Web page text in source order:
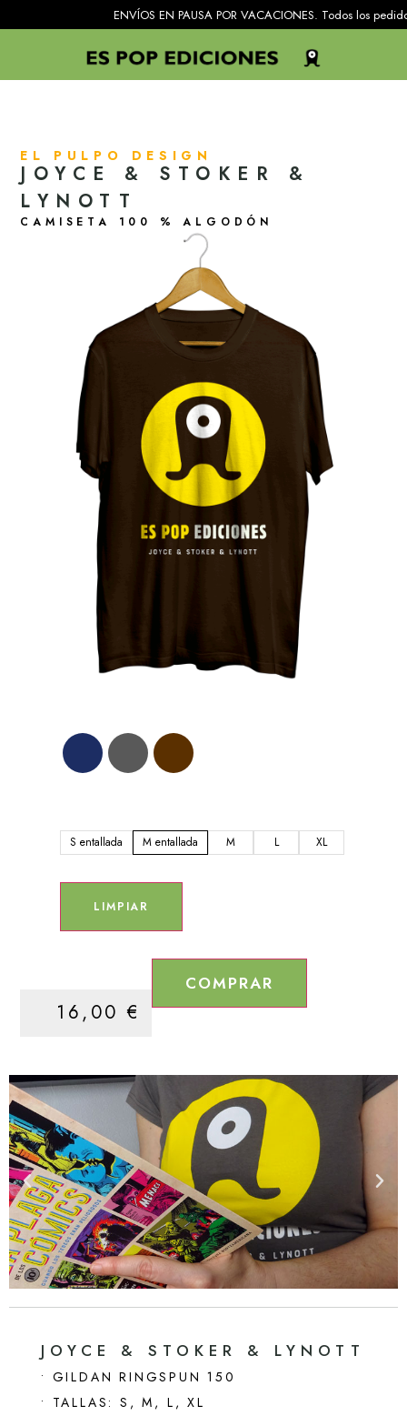
ENVÍOS EN PAUSA POR VACACIONES. Todos los pedidos
EL PULPO DESIGN
JOYCE & STOKER &
LYNOTT
CAMISETA 100 % ALGODÓN
16,00€
S entallada M entallada M L XL
LIMPIAR
COMPRAR
JOYCE & STOKER & LYNOTT
• GILDAN RINGSPUN 150
• TALLAS: S, M, L, XL